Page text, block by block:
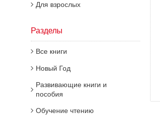
Для взрослых
Разделы
Все книги
Новый Год
Развивающие книги и
пособия
Обучение чтению